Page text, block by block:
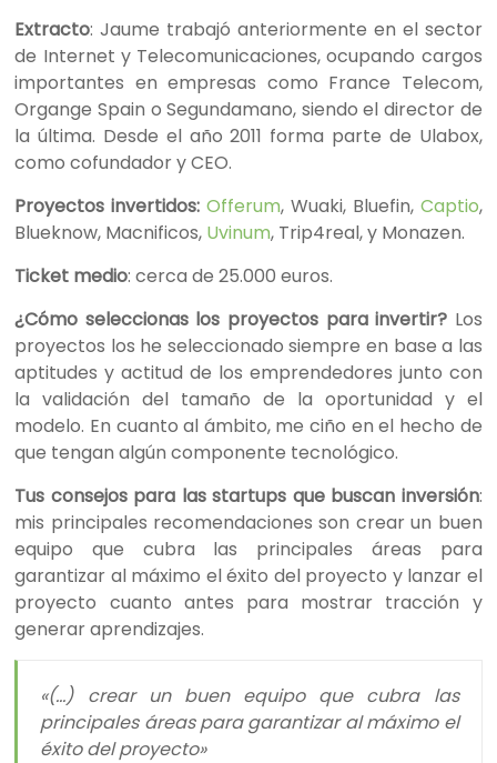
Extracto: Jaume trabajó anteriormente en el sector
de Internet y Telecomunicaciones, ocupando cargos
importantes en empresas como France Telecom,
Organge Spain o Segundamano, siendo el director de
la última. Desde el año 2011 forma parte de Ulabox,
como cofundador y CEO.
Proyectos invertidos: Offerum, Wuaki, Bluefin, Captio,
Blueknow, Macnificos, Uvinum, Trip4real, y Monazen.
Ticket medio: cerca de 25.000 euros.
¿Cómo seleccionas los proyectos para invertir? Los
proyectos los he seleccionado siempre en base a las
aptitudes y actitud de los emprendedores junto con
la validación del tamaño de la oportunidad y el
modelo. En cuanto al ámbito, me ciño en el hecho de
que tengan algún componente tecnológico.
Tus consejos para las startups que buscan inversión:
mis principales recomendaciones son crear un buen
equipo que cubra las principales áreas para
garantizar al máximo el éxito del proyecto y lanzar el
proyecto cuanto antes para mostrar tracción y
generar aprendizajes.
«(…) crear un buen equipo que cubra las
principales áreas para garantizar al máximo el
éxito del proyecto»